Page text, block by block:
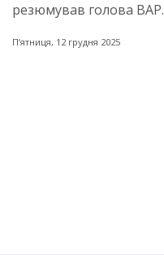
резюмував голова ВАР.
Пʼятниця, 12 грудня 2025